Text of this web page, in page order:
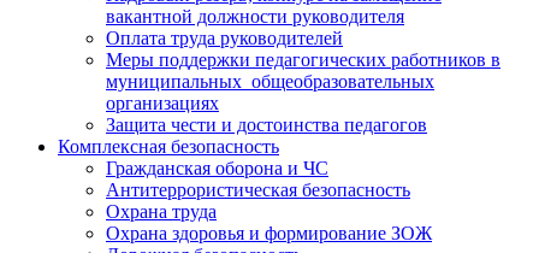
вакантной должности руководителя
Оплата труда руководителей
Меры поддержки педагогических работников в
муниципальных общеобразовательных
организациях
Защита чести и достоинства педагогов
Комплексная безопасность
Гражданская оборона и ЧС
Антитеррористическая безопасность
Охрана труда
Охрана здоровья и формирование ЗОЖ